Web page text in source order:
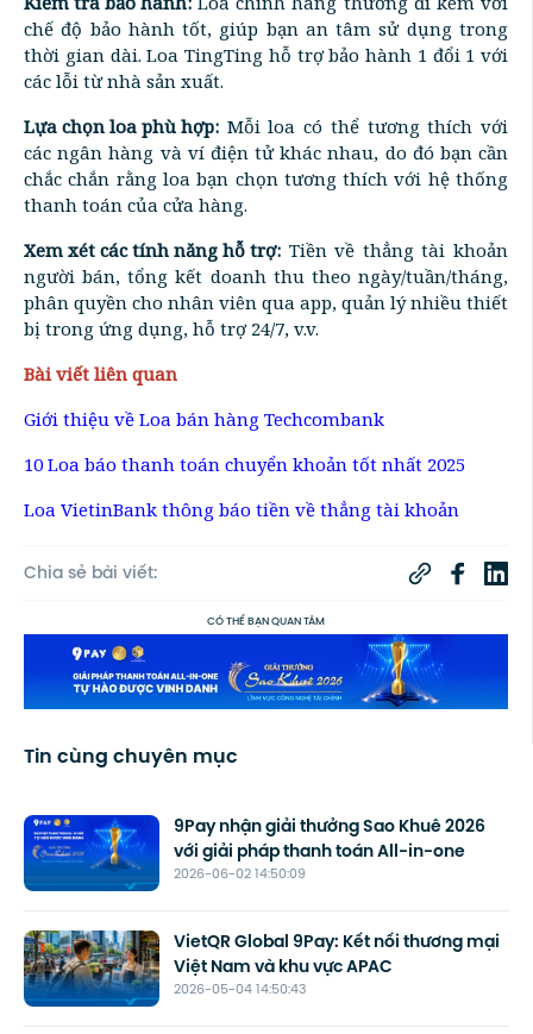
chế độ bảo hành tốt, giúp bạn an tâm sử dụng trong
thời gian dài. Loa TingTing hỗ trợ bảo hành 1 đổi 1 với
các lỗi từ nhà sản xuất.
Lựa chọn loa phù hợp: Mỗi loa có thể tương thích với
các ngân hàng và ví điện tử khác nhau, do đó bạn cần
chắc chắn rằng loa bạn chọn tương thích với hệ thống
thanh toán của cửa hàng.
Xem xét các tính năng hỗ trợ: Tiền về thẳng tài khoản
người bán, tổng kết doanh thu theo ngày/tuần/tháng,
phân quyền cho nhân viên qua app, quản lý nhiều thiết
bị trong ứng dụng, hỗ trợ 24/7, v.v.
Bài viết liên quan
Giới thiệu về Loa bán hàng Techcombank
10 Loa báo thanh toán chuyển khoản tốt nhất 2025
Loa VietinBank thông báo tiền về thẳng tài khoản
Chia sẻ bài viết:
CÓ THỂ BẠN QUAN TÂM
Tin cùng chuyên mục
2026-06-02 14:50:09
9Pay nhận giải thưởng Sao Khuê 2026
với giải pháp thanh toán All-in-one
2026-05-04 14:50:43
VietQR Global 9Pay: Kết nối thương mại
Việt Nam và khu vực APAC